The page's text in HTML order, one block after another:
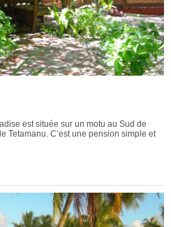
est située sur un motu au Sud de
Tetamanu. C’est une pension simple et